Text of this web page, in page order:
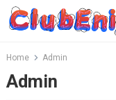
Skip
Home Admin
Admin